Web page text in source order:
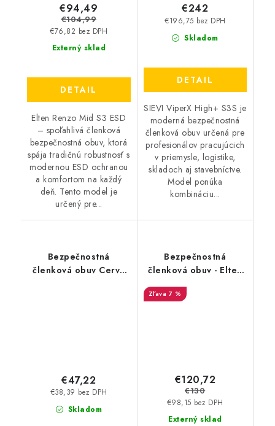
Externý sklad
€76,82 bez DPH
€94,49
€104,99
DETAIL
Elten Renzo Mid S3 ESD
– spoľahlivá členková
bezpečnostná obuv, ktorá
spája tradičnú robustnosť s
modernou ESD ochranou
a komfortom na každý
deň. Tento model je
určený pre...
Skladom
€196,75 bez DPH
€242
DETAIL
SIEVI ViperX High+ S3S je
moderná bezpečnostná
členková obuv určená pre
profesionálov pracujúcich
v priemysle, logistike,
skladoch aj stavebníctve.
Model ponúka
kombináciu...
Bezpečnostná
členková obuv Cerva
Skladom
€38,39 bez DPH
€47,22
Bezpečnostná
členková obuv - Elten
36653
7 %
Externý sklad
€98,15 bez DPH
€120,72
€130